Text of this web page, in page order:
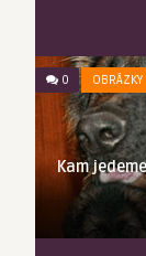
0 OBRÁZKY
Kam